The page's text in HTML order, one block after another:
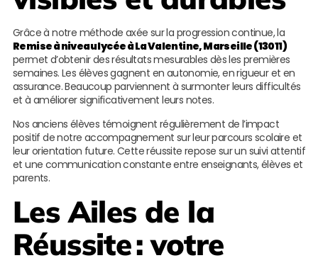
Grâce à notre méthode axée sur la progression continue, la
Remise à niveau lycée à La Valentine, Marseille (13011)
permet d’obtenir des résultats mesurables dès les premières
semaines. Les élèves gagnent en autonomie, en rigueur et en
assurance. Beaucoup parviennent à surmonter leurs difficultés
et à améliorer significativement leurs notes.
Nos anciens élèves témoignent régulièrement de l’impact
positif de notre accompagnement sur leur parcours scolaire et
leur orientation future. Cette réussite repose sur un suivi attentif
et une communication constante entre enseignants, élèves et
parents.
Les Ailes de la
Réussite: votre